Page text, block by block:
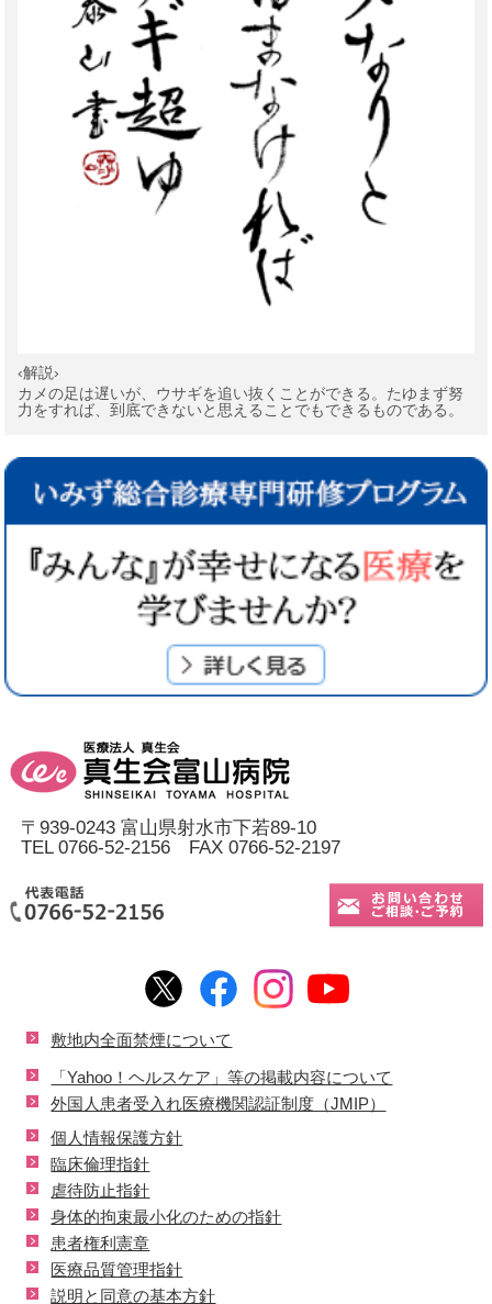
‹解説›
カメの足は遅いが、ウサギを追い抜くことができる。たゆまず努
力をすれば、到底できないと思えることでもできるものである。
〒939-0243 富山県射水市下若89-10
TEL 0766-52-2156 FAX 0766-52-2197
敷地内全面禁煙について
「Yahoo！ヘルスケア」等の掲載内容について
外国人患者受入れ医療機関認証制度（JMIP）
個人情報保護方針
臨床倫理指針
虐待防止指針
身体的拘束最小化のための指針
患者権利憲章
医療品質管理指針
説明と同意の基本方針